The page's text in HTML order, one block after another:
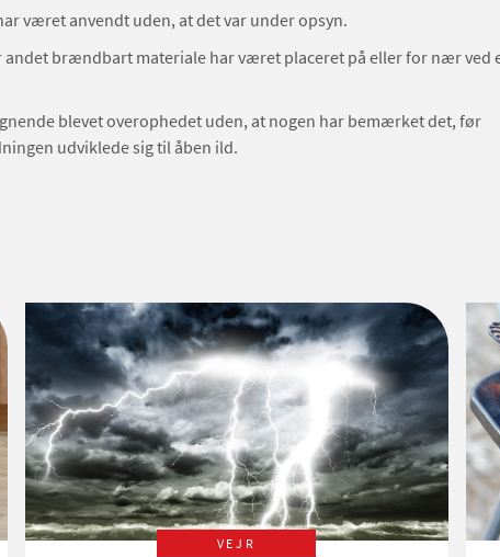
været anvendt uden, at det var under opsyn.
andet brændbart materiale har været placeret på eller for nær ved
blevet overophedet uden, at nogen har bemærket det, før
udviklede sig til åben ild.
VEJR